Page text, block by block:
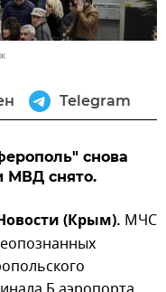
Telegram
снова
МВД снято.
(Крым). МЧС